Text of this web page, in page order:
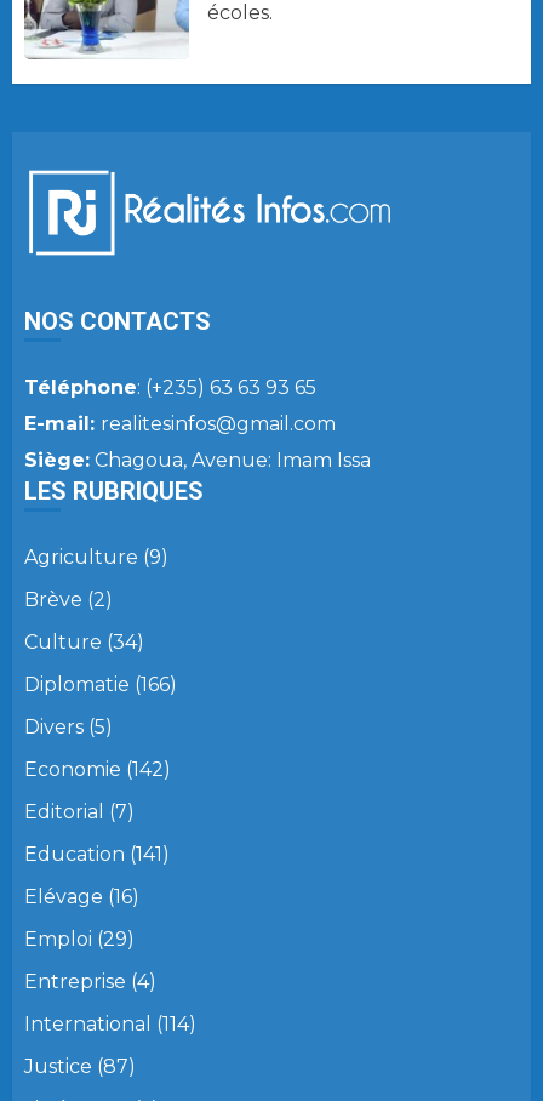
écoles.
NOS CONTACTS
Téléphone: (+235) 63 63 93 65
E-mail: realitesinfos@gmail.com
Siège: Chagoua, Avenue: Imam Issa
LES RUBRIQUES
Agriculture (9)
Brève (2)
Culture (34)
Diplomatie (166)
Divers (5)
Economie (142)
Editorial (7)
Education (141)
Elévage (16)
Emploi (29)
Entreprise (4)
International (114)
Justice (87)